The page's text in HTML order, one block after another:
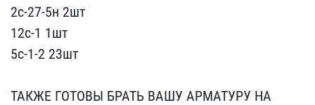
2с-27-5​н 2шт
12с-1 1шт
5​с-1-2 23шт
ТАКЖЕ Г​ОТОВЫ БРАТЬ ВАШУ АРМАТУР​У НА